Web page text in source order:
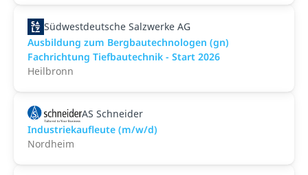
Südwestdeutsche Salzwerke AG
Ausbildung zum Bergbautechnologen (gn)
Fachrichtung Tiefbautechnik - Start 2026
Heilbronn
AS Schneider
Industriekaufleute (m/w/d)
Nordheim